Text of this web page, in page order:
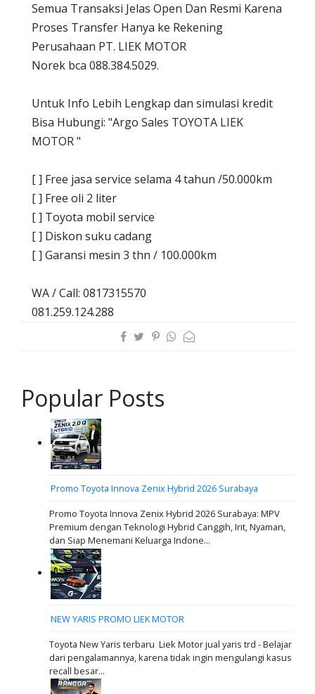
Semua Transaksi Jelas Open Dan Resmi Karena
Proses Transfer Hanya ke Rekening
Perusahaan PT. LIEK MOTOR
Norek bca 088.384.5029.
Untuk Info Lebih Lengkap dan simulasi kredit
Bisa Hubungi: "Argo Sales TOYOTA LIEK
MOTOR "
[ ] Free jasa service selama 4 tahun /50.000km
[ ] Free oli 2 liter
[ ] Toyota mobil service
[ ] Diskon suku cadang
[ ] Garansi mesin 3 thn / 100.000km
WA / Call: 0817315570
081.259.124.288
Popular Posts
Promo Toyota Innova Zenix Hybrid 2026 Surabaya
Promo Toyota Innova Zenix Hybrid 2026 Surabaya: MPV
Premium dengan Teknologi Hybrid Canggih, Irit, Nyaman,
dan Siap Menemani Keluarga Indone...
NEW YARIS PROMO LIEK MOTOR
Toyota New Yaris terbaru Liek Motor jual yaris trd - Belajar
dari pengalamannya, karena tidak ingin mengulangi kasus
recall besar...